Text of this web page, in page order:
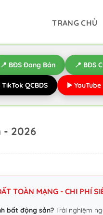
TRANG CHỦ
📍 BĐS Đang Bán 📍 BĐS
TikTok QCBDS ▶️ YouTube
- 2026
TOÀN MẠNG - CHI PHÍ
bất động sản? Trải nghiệm